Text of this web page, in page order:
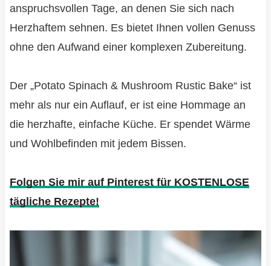
anspruchsvollen Tage, an denen Sie sich nach
Herzhaftem sehnen. Es bietet Ihnen vollen Genuss
ohne den Aufwand einer komplexen Zubereitung.
Der „Potato Spinach & Mushroom Rustic Bake“ ist
mehr als nur ein Auflauf, er ist eine Hommage an
die herzhafte, einfache Küche. Er spendet Wärme
und Wohlbefinden mit jedem Bissen.
Folgen Sie mir auf Pinterest für KOSTENLOSE
tägliche Rezepte!